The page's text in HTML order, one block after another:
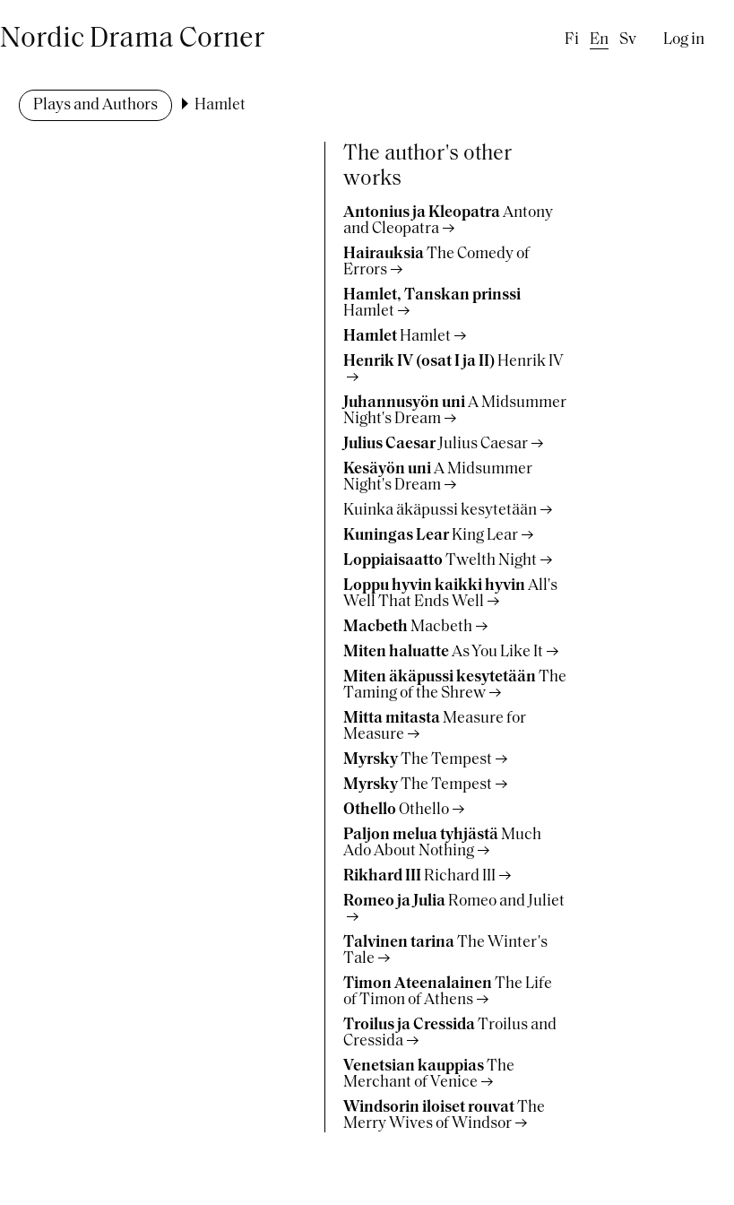
Nordic Drama Corner Fi En Sv Log in
Plays and Authors Hamlet
The author's other
works
Antonius ja KleopatraAntony
and Cleopatra
HairauksiaThe Comedy of
Errors
Hamlet, Tanskan prinssi
Hamlet
Hamlet Hamlet
Henrik IV (osat I ja II) Henrik IV
Juhannusyön uniA Midsummer
Night's Dream
Julius Caesar Julius Caesar
Kesäyön uniA Midsummer
Night's Dream
Kuinka äkäpussi kesytetään
Kuningas Lear King Lear
LoppiaisaattoTwelth Night
Loppu hyvin kaikki hyvinAll's
Well That Ends Well
Macbeth Macbeth
Miten haluatteAs You Like It
Miten äkäpussi kesytetäänThe
Taming of the Shrew
Mitta mitastaMeasure for
Measure
MyrskyThe Tempest
MyrskyThe Tempest
OthelloOthello
Paljon melua tyhjästäMuch
Ado About Nothing
Rikhard III Richard III
Romeo ja Julia Romeo and Juliet
Talvinen tarinaThe Winter's
Tale
Timon AteenalainenThe Life
of Timon of Athens
Troilus ja CressidaTroilus and
Cressida
Venetsian kauppiasThe
Merchant of Venice
Windsorin iloiset rouvatThe
Merry Wives of Windsor